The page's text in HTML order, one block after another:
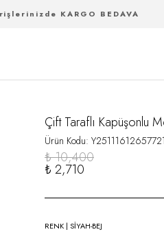
KARGO BEDAVA
Çift Taraflı Kapüşonlu
Ürün Kodu:
₺ 10,400
₺ 2,710
RENK | SİYAH-BEJ